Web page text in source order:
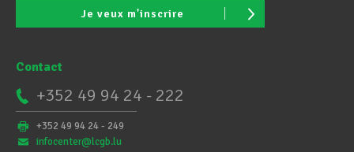
Je veux m'inscrire
Contact
+352 49 94 24 - 222
+352 49 94 24 - 249
infocenter@lcgb.lu